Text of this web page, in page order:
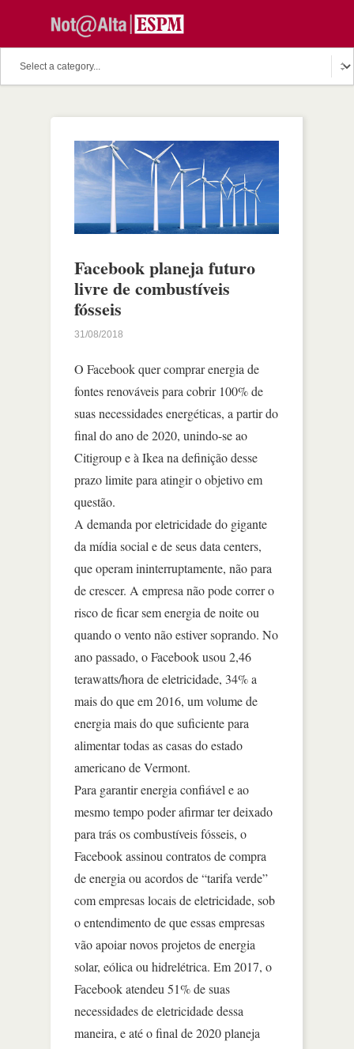
Facebook planeja futuro
livre de combustíveis
fósseis
31/08/2018
O Facebook quer comprar energia de
fontes renováveis para cobrir 100% de
suas necessidades energéticas, a partir do
final do ano de 2020, unindo-se ao
Citigroup e à Ikea na definição desse
prazo limite para atingir o objetivo em
questão.
A demanda por eletricidade do gigante
da mídia social e de seus data centers,
que operam ininterruptamente, não para
de crescer. A empresa não pode correr o
risco de ficar sem energia de noite ou
quando o vento não estiver soprando. No
ano passado, o Facebook usou 2,46
terawatts/hora de eletricidade, 34% a
mais do que em 2016, um volume de
energia mais do que suficiente para
alimentar todas as casas do estado
americano de Vermont.
Para garantir energia confiável e ao
mesmo tempo poder afirmar ter deixado
para trás os combustíveis fósseis, o
Facebook assinou contratos de compra
de energia ou acordos de “tarifa verde”
com empresas locais de eletricidade, sob
o entendimento de que essas empresas
vão apoiar novos projetos de energia
solar, eólica ou hidrelétrica. Em 2017, o
Facebook atendeu 51% de suas
necessidades de eletricidade dessa
maneira, e até o final de 2020 planeja